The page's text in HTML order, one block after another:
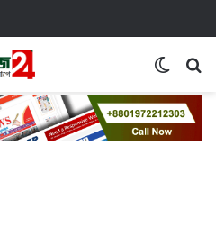
মর্যাদায় শহীদদের প্রতি শ্রদ্ধা নিবেদন।